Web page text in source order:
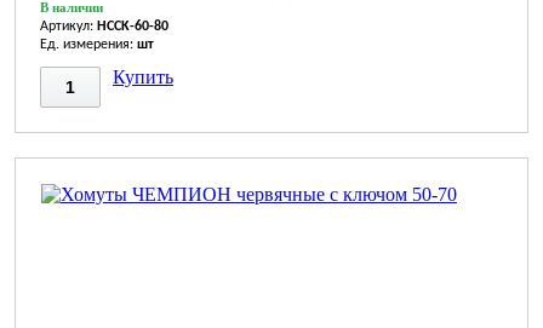
В наличии
Артикул: HCCK-60-80
Ед. измерения: шт
Купить